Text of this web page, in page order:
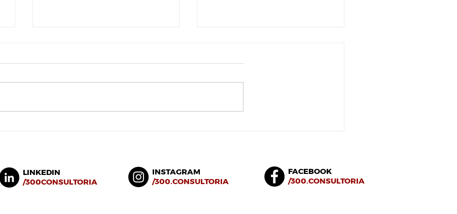
LINKEDIN
/300CONSULTORIA
INSTAGRAM
/300.CONSULTORIA
FACEBOOK
/300.CONSULTORIA